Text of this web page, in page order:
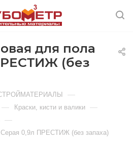
для пола
(без
—
— Краски, кисти и валики —
—
0,9л ПРЕСТИЖ (без запаха)